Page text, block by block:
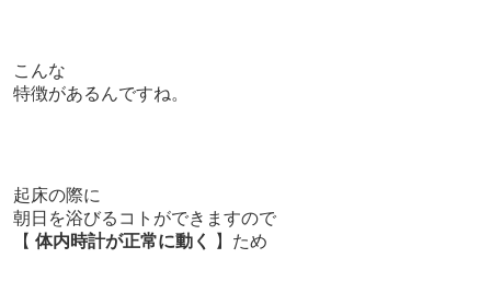
こんな
特徴があるんですね。
起床の際に
朝日を浴びるコトができますので
【 体内時計が正常に動く 】ため